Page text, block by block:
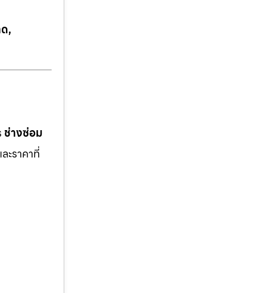
,
ช่างซ่อม
ะราคาที่